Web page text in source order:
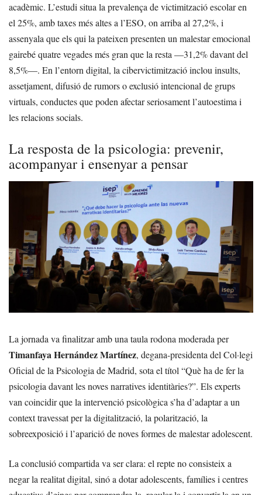
acadèmic. L’estudi situa la prevalença de victimització escolar en
el 25%, amb taxes més altes a l’ESO, on arriba al 27,2%, i
assenyala que els qui la pateixen presenten un malestar emocional
gairebé quatre vegades més gran que la resta —31,2% davant del
8,5%—. En l’entorn digital, la cibervictimització inclou insults,
assetjament, difusió de rumors o exclusió intencional de grups
virtuals, conductes que poden afectar seriosament l’autoestima i
les relacions socials.
La resposta de la psicologia: prevenir,
acompanyar i ensenyar a pensar
La jornada va finalitzar amb una taula rodona moderada per
Timanfaya Hernández Martínez, degana-presidenta del Col·legi
Oficial de la Psicologia de Madrid, sota el títol “Què ha de fer la
psicologia davant les noves narratives identitàries?”. Els experts
van coincidir que la intervenció psicològica s’ha d’adaptar a un
context travessat per la digitalització, la polarització, la
sobreexposició i l’aparició de noves formes de malestar adolescent.
La conclusió compartida va ser clara: el repte no consisteix a
negar la realitat digital, sinó a dotar adolescents, famílies i centres